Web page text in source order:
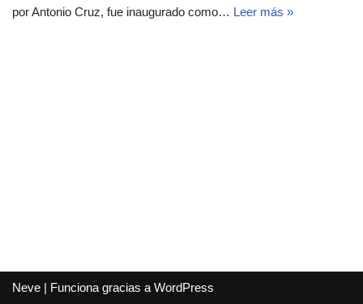
por Antonio Cruz, fue inaugurado como… Leer más »
Neve | Funciona gracias a WordPress